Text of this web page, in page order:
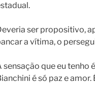
ser propositivo,
a vítima, o
sensação que eu tenho
é só paz e